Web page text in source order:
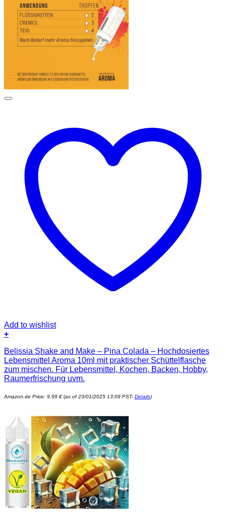
Add to wishlist
+
Belissia Shake and Make – Pina Colada – Hochdosiertes
Lebensmittel Aroma 10ml mit praktischer Schüttelflasche
zum mischen. Für Lebensmittel, Kochen, Backen, Hobby,
Raumerfrischung uvm.
Amazon.de Price: 9,99 € (as of 23/01/2025 13:09 PST- Details)